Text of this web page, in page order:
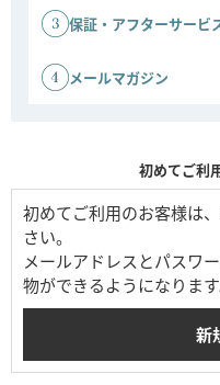
際の色味や質感をお確かめの
※ご請求には事前の会員登録が必要
保証・アフターサービ
その他商品 1年保証：その他
メールマガジン
初めてご利
初めてご利用のお客様は
さい。
メールアドレスとパスワ
物ができるようになります